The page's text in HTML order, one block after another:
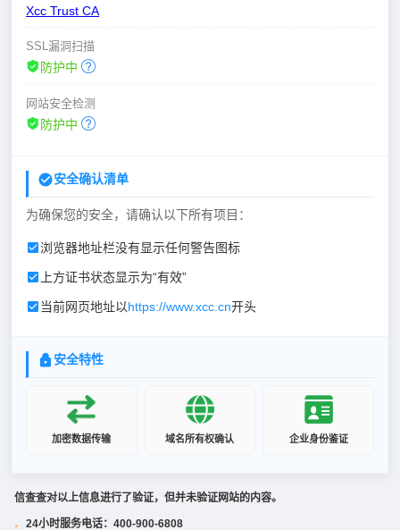
Xcc Trust CA
SSL漏洞扫描
防护中
网站安全检测
防护中
安全确认清单
为确保您的安全，请确认以下所有项目：
浏览器地址栏没有显示任何警告图标
上方证书状态显示为“有效”
当前网页地址以https://www.xcc.cn开头
安全特性
加密数据传输 域名所有权确认 企业身份鉴证
信查查对以上信息进行了验证，但并未验证网站的内容。
· 24小时服务电话：400-900-6808